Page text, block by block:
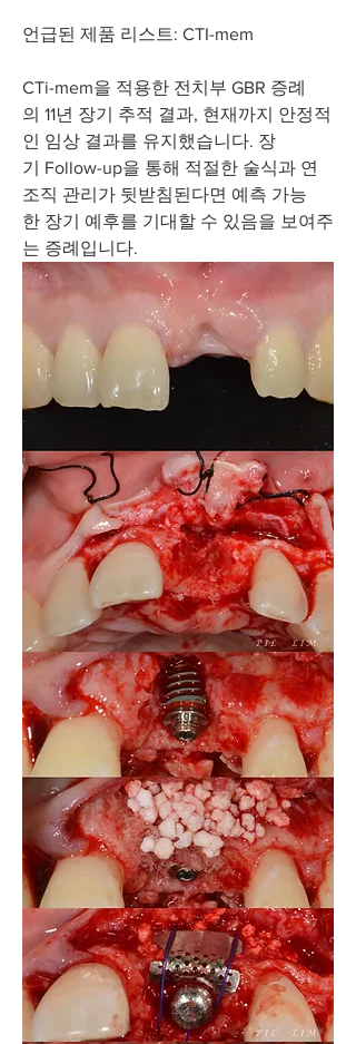
언급된 제품 리스트: CTI-mem
CTi-mem을 적용한 전치부 GBR 증례
의 11년 장기 추적 결과, 현재까지 안정적
인 임상 결과를 유지했습니다. 장
기 Follow-up을 통해 적절한 술식과 연
조직 관리가 뒷받침된다면 예측 가능
한 장기 예후를 기대할 수 있음을 보여주
는 증례입니다.